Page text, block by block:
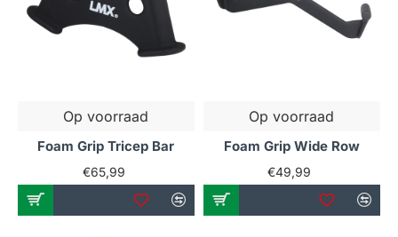
Op voorraad
Foam Grip Tricep Bar
€65,99
Op voorraad
Foam Grip Wide Row
€49,99